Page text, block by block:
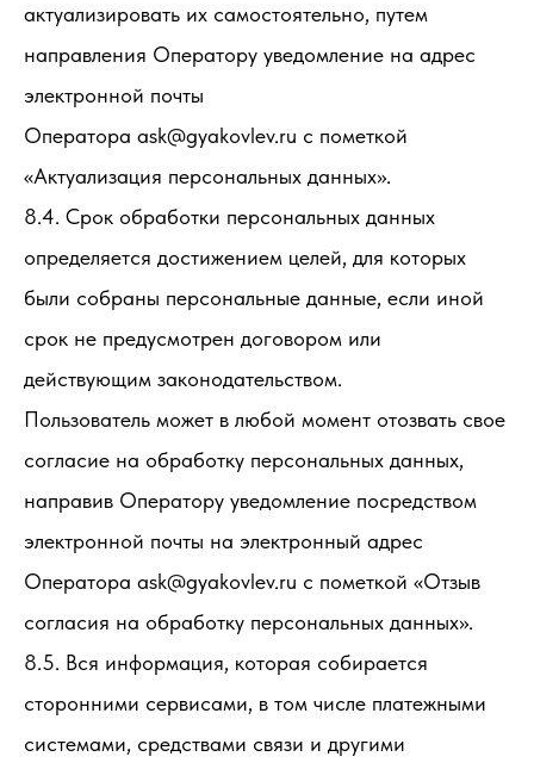
актуализировать их самостоятельно, путем
направления Оператору уведомление на адрес
электронной почты
Оператора ask@gyakovlev.ru с пометкой
«Актуализация персональных данных».
8.4. Срок обработки персональных данных
определяется достижением целей, для которых
были собраны персональные данные, если иной
срок не предусмотрен договором или
действующим законодательством.
Пользователь может в любой момент отозвать свое
согласие на обработку персональных данных,
направив Оператору уведомление посредством
электронной почты на электронный адрес
Оператора ask@gyakovlev.ru с пометкой «Отзыв
согласия на обработку персональных данных».
8.5. Вся информация, которая собирается
сторонними сервисами, в том числе платежными
системами, средствами связи и другими